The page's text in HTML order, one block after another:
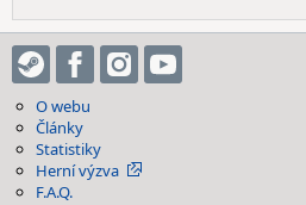
O webu
Články
Statistiky
Herní výzva
F.A.Q.